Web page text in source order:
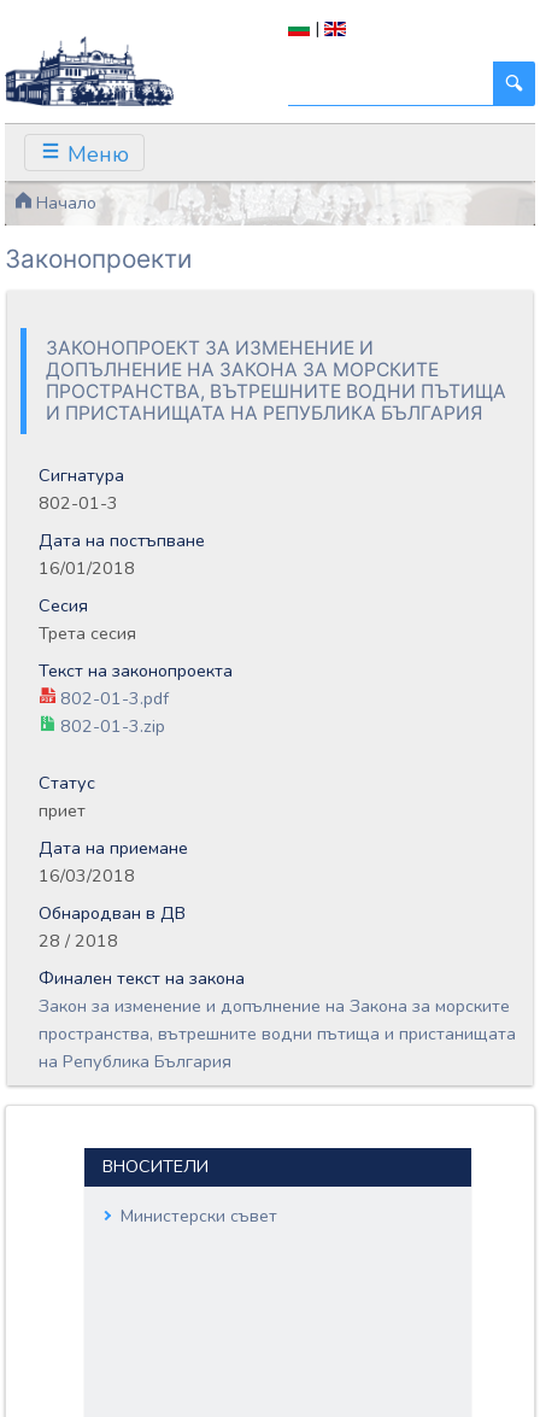
|
Меню
Начало
Законопроекти
ЗАКОНОПРОЕКТ ЗА ИЗМЕНЕНИЕ И
ДОПЪЛНЕНИЕ НА ЗАКОНА ЗА МОРСКИТЕ
ПРОСТРАНСТВА, ВЪТРЕШНИТЕ ВОДНИ ПЪТИЩА
И ПРИСТАНИЩАТА НА РЕПУБЛИКА БЪЛГАРИЯ
Сигнатура
802-01-3
Дата на постъпване
16/01/2018
Сесия
Трета сесия
Текст на законопроекта
802-01-3.pdf
802-01-3.zip
Статус
приет
Дата на приемане
16/03/2018
Обнародван в ДВ
28 / 2018
Финален текст на закона
Закон за изменение и допълнение на Закона за морските
пространства, вътрешните водни пътища и пристанищата
на Република България
ВНОСИТЕЛИ
Министерски съвет